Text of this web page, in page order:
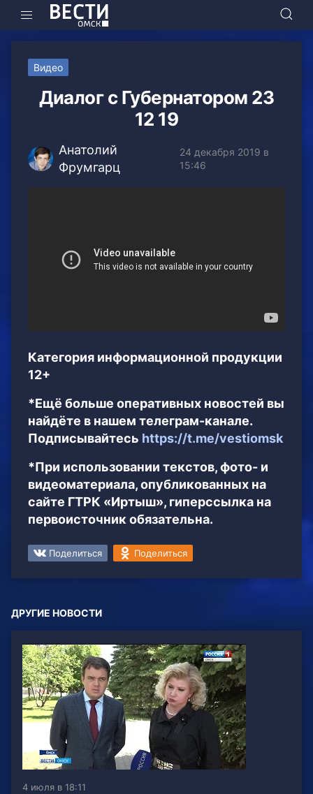
Видео
Диалог с Губернатором 23
12 19
Анатолий
Фрумгарц
24 декабря 2019 в
15:46
Категория информационной продукции
12+
*Ещё больше оперативных новостей вы
найдёте в нашем телеграм-канале.
Подписывайтесь https://t.me/vestiomsk
*При использовании текстов, фото- и
видеоматериала, опубликованных на
сайте ГТРК «Иртыш», гиперссылка на
первоисточник обязательна.
Поделиться Поделиться
ДРУГИЕ НОВОСТИ
4 июля в 18:11